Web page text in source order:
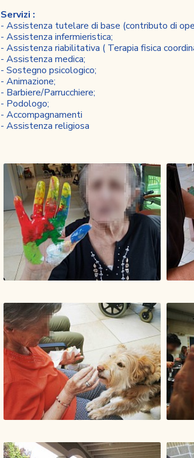
Servizi :
- Assistenza tutelare di base (contributo di
- Assistenza infermieristica;
- Assistenza riabilitativa ( Terapia fisica
- Assistenza medica;
- Sostegno psicologico;
- Animazione;
- Barbiere/Parrucchiere;
- Podologo;
- Accompagnamenti
- Assistenza religiosa